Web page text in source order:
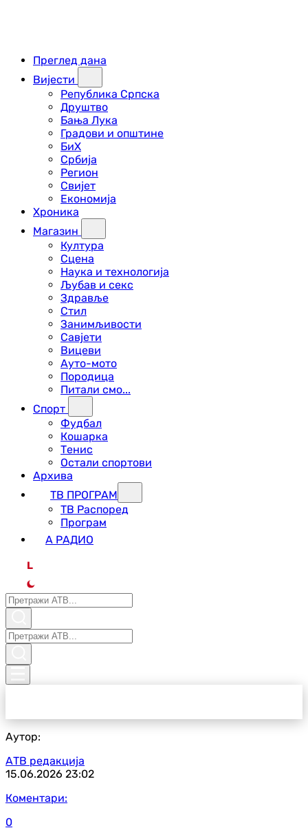
Преглед дана
Вијести
Република Српска
Друштво
Бања Лука
Градови и општине
БиХ
Србија
Регион
Свијет
Економија
Хроника
Магазин
Култура
Сцена
Наука и технологија
Љубав и секс
Здравље
Стил
Занимљивости
Савјети
Вицеви
Ауто-мото
Породица
Питали смо...
Спорт
Фудбал
Кошарка
Тенис
Остали спортови
Архива
ТВ ПРОГРАМ
ТВ Распоред
Програм
А РАДИО
L
Аутор:
АТВ редакција
15.06.2026 23:02
Коментари:
0